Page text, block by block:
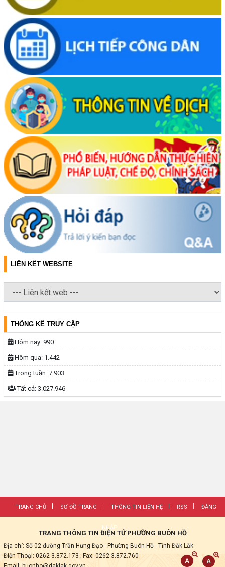
LIÊN KẾT WEBSITE
THỐNG KÊ TRUY CẬP
Hôm nay: 990
Hôm qua: 1.442
Trong tuần: 7.903
Tất cả: 3.027.946
TRANG CHỦ SƠ ĐỒ TRANG THÔNG TIN LIÊN HỆ RSS ĐĂNG
NHẬP
TRANG THÔNG TIN ĐIỆN TỬ PHƯỜNG BUÔN HỒ
Địa chỉ: Số 02 đường Trần Hưng Đạo - Phường Buôn Hồ - Tỉnh Đắk Lắk.
Điện Thoại: 0262 3.872.173 ; Fax: 0262 3.872.760